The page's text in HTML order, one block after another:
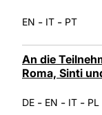
EN - IT - PT
An die
Roma, Sinti
DE - EN - IT - PL